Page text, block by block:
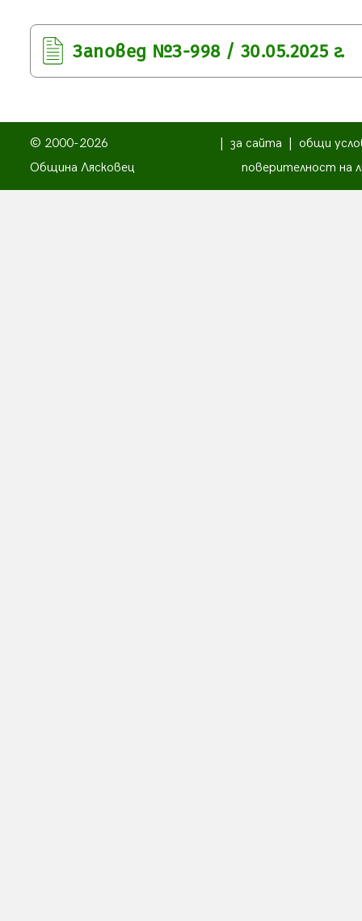
Заповед №З-998 / 30.05.2025 г.
© 2000-2026
Община Лясковец
за сайта
общи
поверителност на